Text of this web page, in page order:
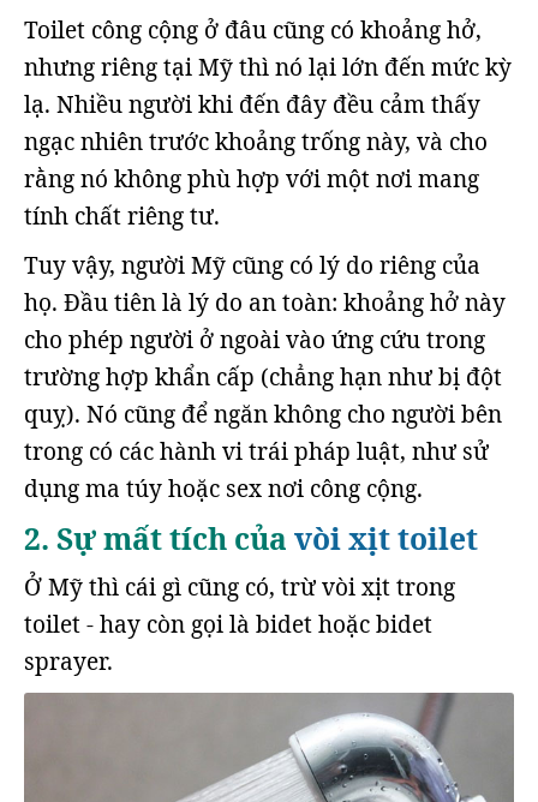
Toilet công cộng ở đâu cũng có khoảng hở,
nhưng riêng tại Mỹ thì nó lại lớn đến mức kỳ
lạ. Nhiều người khi đến đây đều cảm thấy
ngạc nhiên trước khoảng trống này, và cho
rằng nó không phù hợp với một nơi mang
tính chất riêng tư.
Tuy vậy, người Mỹ cũng có lý do riêng của
họ. Đầu tiên là lý do an toàn: khoảng hở này
cho phép người ở ngoài vào ứng cứu trong
trường hợp khẩn cấp (chẳng hạn như bị đột
quỵ). Nó cũng để ngăn không cho người bên
trong có các hành vi trái pháp luật, như sử
dụng ma túy hoặc sex nơi công cộng.
2. Sự mất tích của vòi xịt toilet
Ở Mỹ thì cái gì cũng có, trừ vòi xịt trong
toilet - hay còn gọi là bidet hoặc bidet
sprayer.